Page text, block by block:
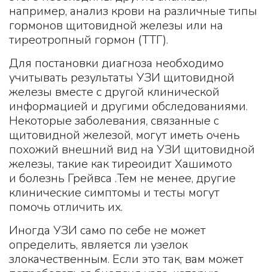
например, анализ крови на различные типы
гормонов щитовидной железы или на
тиреотропный гормон (ТТГ).
Для постановки диагноза необходимо
учитывать результаты УЗИ щитовидной
железы вместе с другой клинической
информацией и другими обследованиями.
Некоторые заболевания, связанные с
щитовидной железой, могут иметь очень
похожий внешний вид на УЗИ щитовидной
железы, такие как тиреоидит Хашимото
и болезнь Грейвса .Тем не менее, другие
клинические симптомы и тесты могут
помочь отличить их.
Иногда УЗИ само по себе не может
определить, является ли узелок
злокачественным. Если это так, вам может